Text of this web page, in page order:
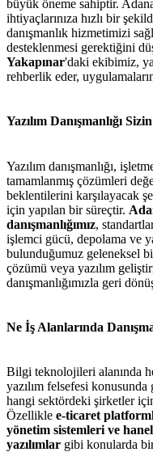
büyük öneme sahiptir.
ihtiyaçlarınıza hızlı bir
danışmanlık hizmetimizi
desteklenmesi gerektiğini
Yakapınar'daki ekibimiz,
rehberlik eder,
Yazılım Danışmanlığı
Yazılım danışmanlığı,
tamamlanmış çözümleri
beklentilerini karşılayacak
için yapılan bir süreçtir.
danışmanlığımız,
işlemci gücü, depolama ve
bulunduğumuz geleneksel
çözümü veya yazılım
danışmanlığımızla geri
Ne İş Alanlarında
Bilgi teknolojileri alanında
yazılım felsefesi
hangi sektördeki şirketler
Özellikle e-ticaret
yönetim sistemleri ve
yazılımlar gibi konularda